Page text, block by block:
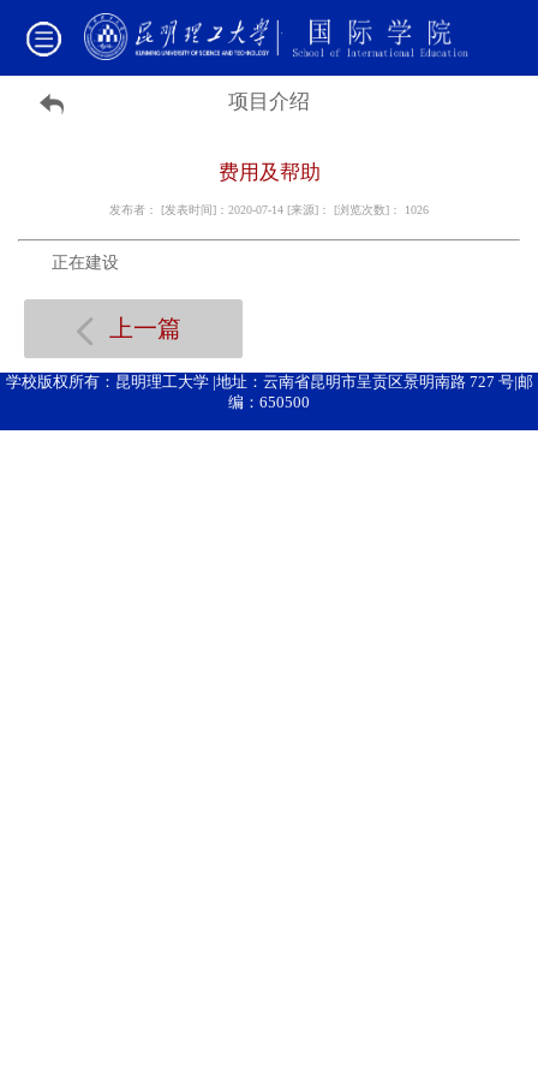
项目介绍
费用及帮助
发布者： [发表时间]：2020-07-14 [来源]： [浏览次数]： 1026
正在建设
上一篇
学校版权所有：昆明理工大学 |地址：云南省昆明市呈贡区景明南路 727 号|邮
编：650500